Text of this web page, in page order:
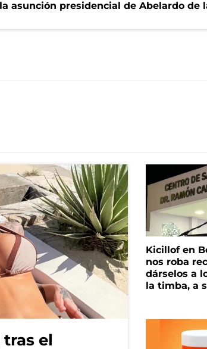
asunción presidencial de Abelardo de
el
Kicillof en
nos roba
dárselos a
la timba, a